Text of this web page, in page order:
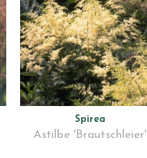
Spirea
Astilbe 'Brautschleier'